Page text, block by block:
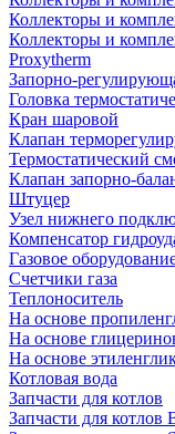
Коллекторы и
Коллекторы и
Proxytherm
Запорно-
Головка
Кран шаровой
Клапан
Термостатический
Клапан запорно-
Штуцер
Узел нижнего
Компенсатор
Газовое
Счетчики газа
Теплоноситель
На основе
На основе
На основе
Котловая вода
Запчасти для котлов
Запчасти для котлов